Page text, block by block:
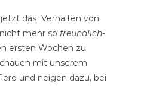
das Verhalten von
mehr so freundlich-
ersten Wochen zu
mit unserem
und neigen dazu, bei